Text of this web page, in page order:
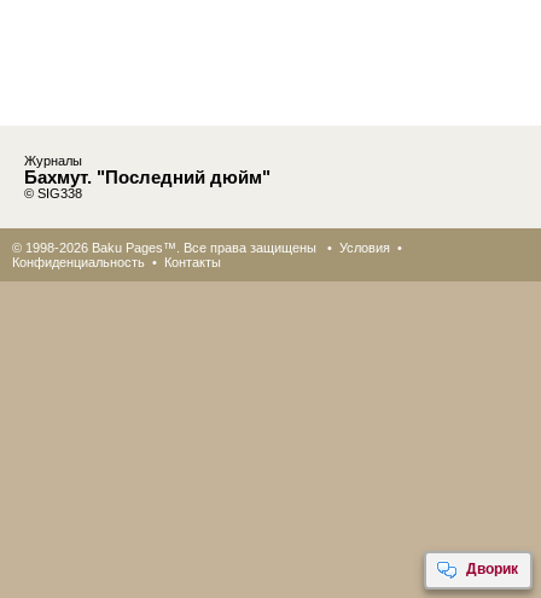
Дворик
Журналы
Бахмут. "Последний дюйм"
© SIG338
© 1998-2026 Baku Pages™. Все права защищены • Условия •
Конфиденциальность • Контакты